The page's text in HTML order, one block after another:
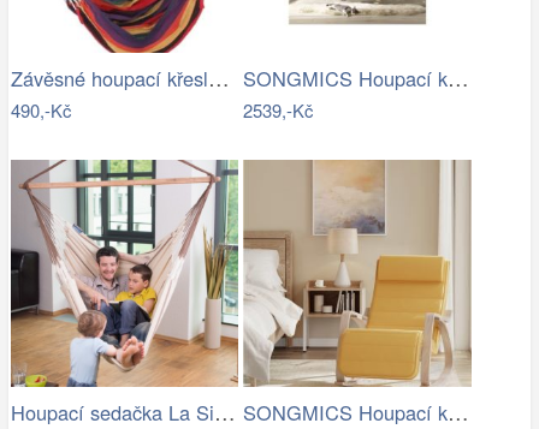
Závěsné houpací křeslo Cozyz pásek…
490,-Kč
SONGMICS Houpací křeslo polstrované…
2539,-Kč
Houpací sedačka La Siesta Habana… SONGMICS Houpací křeslo polstrované…